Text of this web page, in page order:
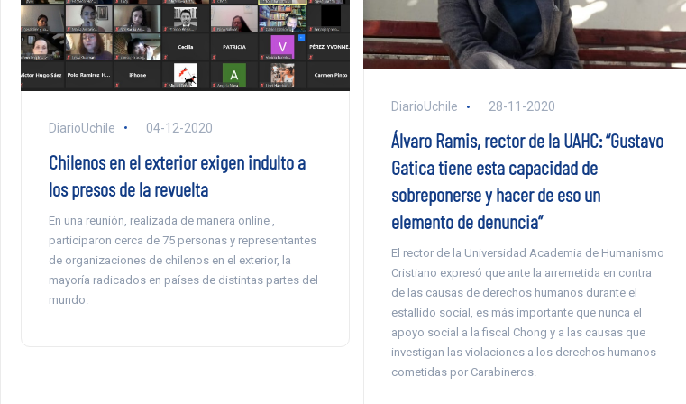
DiarioUchile 04-12-2020
Chilenos en el exterior exigen indulto a
los presos de la revuelta
En una reunión, realizada de manera online ,
participaron cerca de 75 personas y representantes
de organizaciones de chilenos en el exterior, la
mayoría radicados en países de distintas partes del
mundo.
DiarioUchile 28-11-2020
Álvaro Ramis, rector de la UAHC: “Gustavo
Gatica tiene esta capacidad de
sobreponerse y hacer de eso un
elemento de denuncia”
El rector de la Universidad Academia de Humanismo
Cristiano expresó que ante la arremetida en contra
de las causas de derechos humanos durante el
estallido social, es más importante que nunca el
apoyo social a la fiscal Chong y a las causas que
investigan las violaciones a los derechos humanos
cometidas por Carabineros.